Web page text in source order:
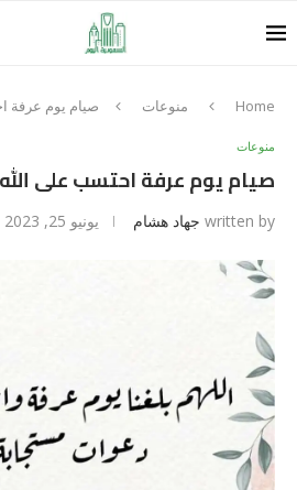
Home منوعات صيام يوم عرفة
منوعات
صيام يوم عرفة احتسب على الله
written by جهاد هشام يونيو 25, 2023